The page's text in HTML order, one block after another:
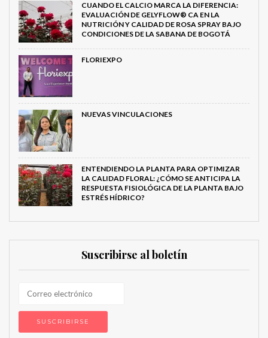
CUANDO EL CALCIO MARCA LA DIFERENCIA:
EVALUACIÓN DE GELYFLOW® CA EN LA
NUTRICIÓN Y CALIDAD DE ROSA SPRAY BAJO
CONDICIONES DE LA SABANA DE BOGOTÁ
FLORIEXPO
NUEVAS VINCULACIONES
ENTENDIENDO LA PLANTA PARA OPTIMIZAR
LA CALIDAD FLORAL: ¿CÓMO SE ANTICIPA LA
RESPUESTA FISIOLÓGICA DE LA PLANTA BAJO
ESTRÉS HÍDRICO?
Suscribirse al boletín